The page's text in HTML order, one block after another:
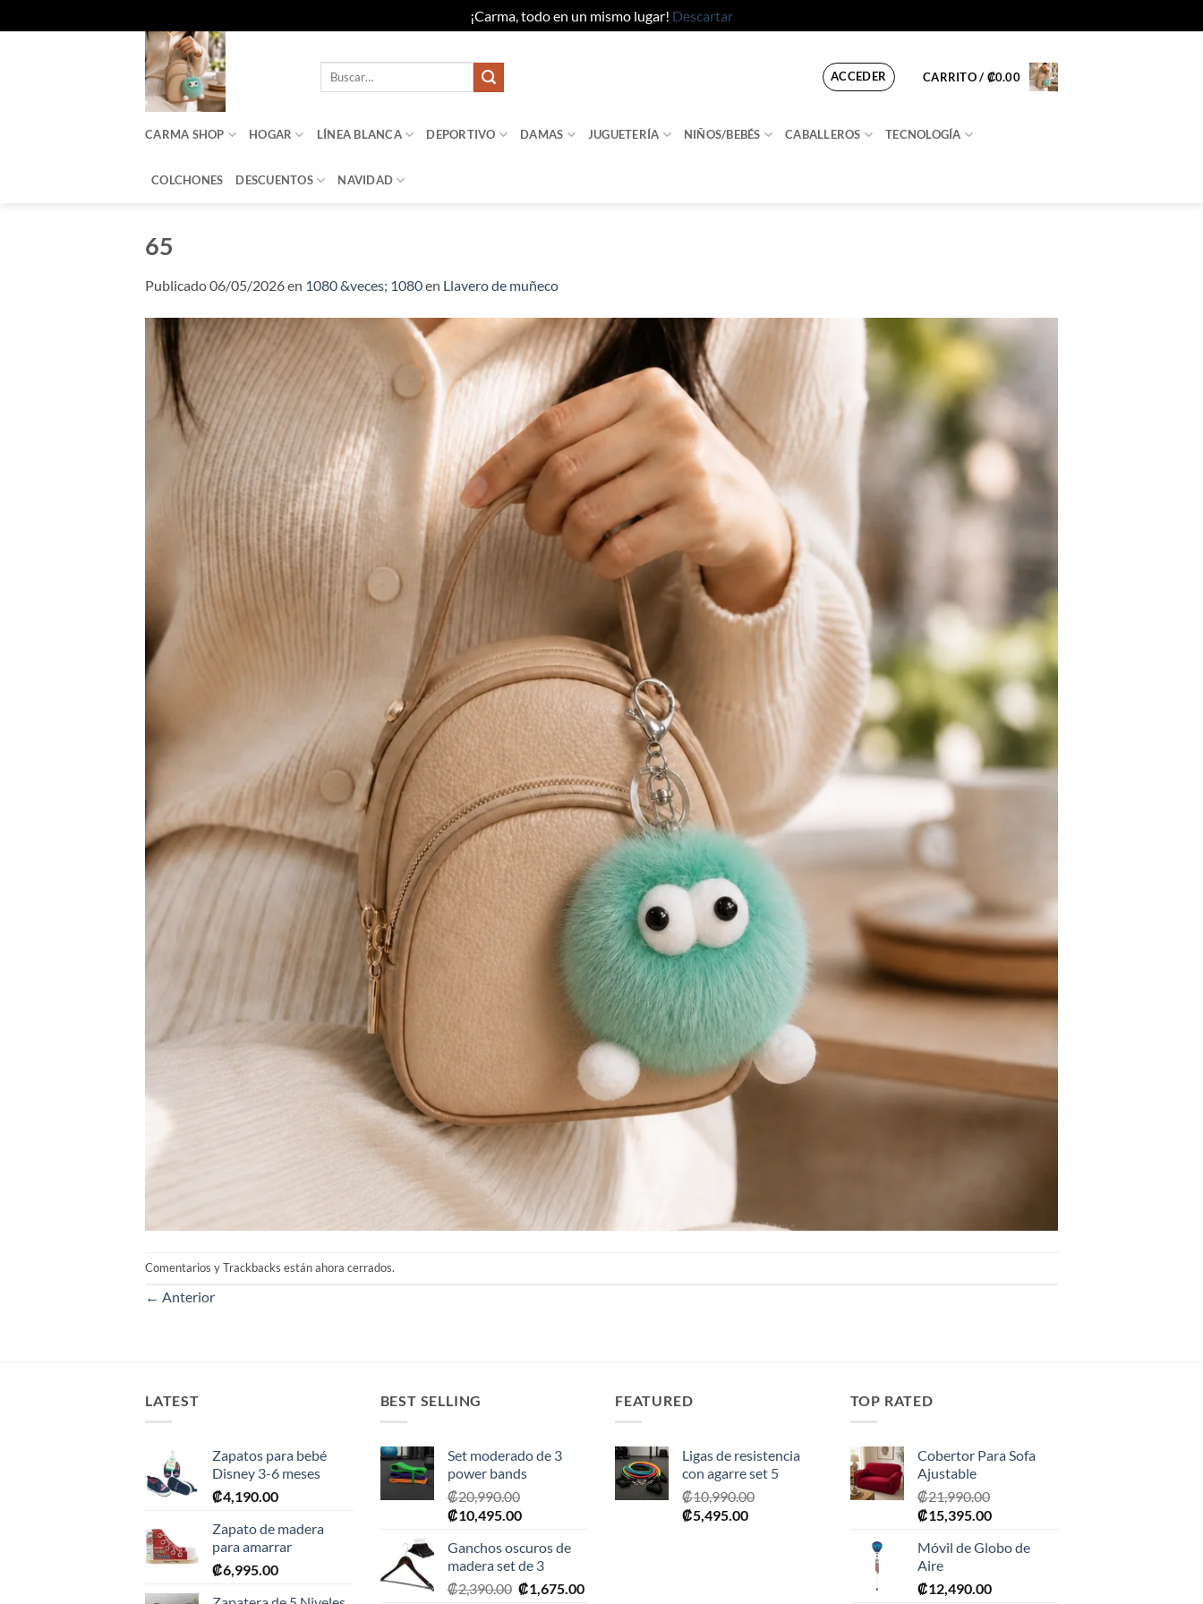
¡Carma, todo en un mismo lugar! Descartar
Buscar
ACCEDER CARRITO / ₡0.00
CARMA SHOP HOGAR LÍNEA BLANCA DEPORTIVO DAMAS JUGUETERÍA NIÑOS/BEBÉS CABALLEROS TECNOLOGÍA
COLCHONES DESCUENTOS NAVIDAD
65
Publicado06/05/2026en 1080 &veces; 1080en Llavero de muñeco
Comentarios y Trackbacks están ahora cerrados.
← Anterior
LATEST
Zapatos para bebé
Disney 3-6 meses
₡4,190.00
Zapato de madera
para amarrar
₡6,995.00
BEST SELLING
Set moderado de 3
power bands
₡20,990.00
El
original
era:
₡20,990.00.
₡10,495.00El
actual
es:
₡10,495.00.
Ganchos oscuros de
madera set de 3
₡2,390.00 El
₡1,675.00El
FEATURED
Ligas de resistencia
con agarre set 5
₡10,990.00
El
₡5,495.00El
TOP RATED
Cobertor Para Sofa
Ajustable
₡21,990.00
El
original
era:
₡21,990.00.
₡15,395.00El
actual
₡15,395.00.
Móvil de Globo de
Aire
₡12,490.00